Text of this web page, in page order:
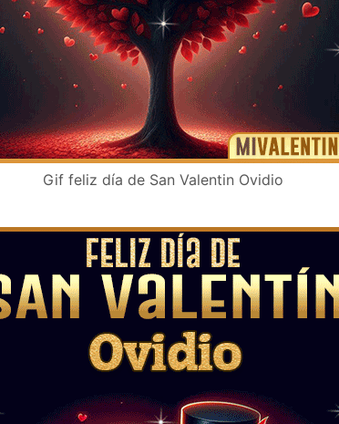
Gif feliz día de San Valentin Ovidio